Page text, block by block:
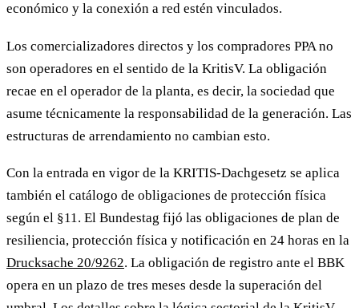
económico y la conexión a red estén vinculados.
Los comercializadores directos y los compradores PPA no
son operadores en el sentido de la KritisV. La obligación
recae en el operador de la planta, es decir, la sociedad que
asume técnicamente la responsabilidad de la generación. Las
estructuras de arrendamiento no cambian esto.
Con la entrada en vigor de la KRITIS-Dachgesetz se aplica
también el catálogo de obligaciones de protección física
según el §11. El Bundestag fijó las obligaciones de plan de
resiliencia, protección física y notificación en 24 horas en la
Drucksache 20/9262. La obligación de registro ante el BBK
opera en un plazo de tres meses desde la superación del